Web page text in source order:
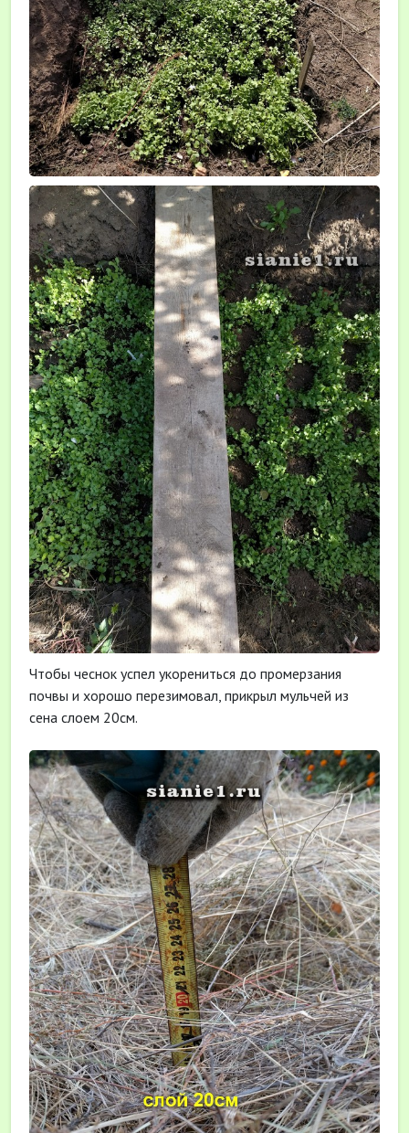
Чтобы чеснок успел укорениться до промерзания
почвы и хорошо перезимовал, прикрыл мульчей из
сена слоем 20см.